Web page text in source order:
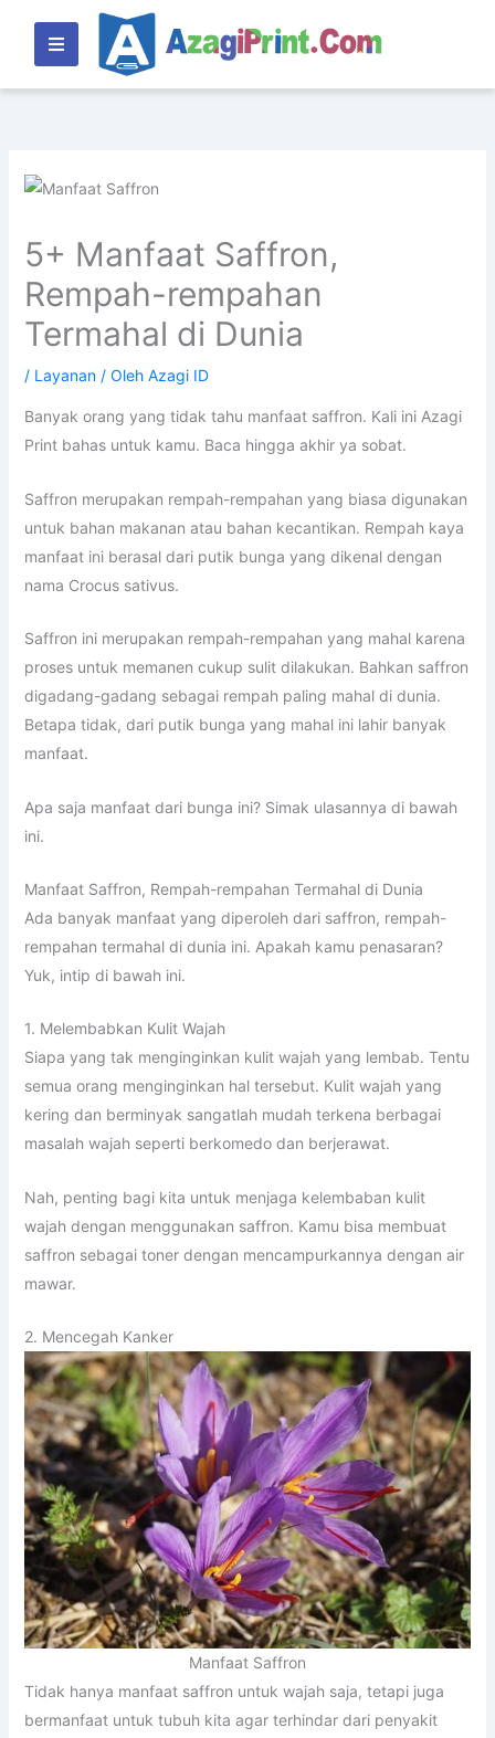
konten
5+ Manfaat Saffron,
Rempah-rempahan
Termahal di Dunia
/ Layanan/ Oleh Azagi ID
Banyak orang yang tidak tahu manfaat saffron. Kali ini Azagi
Print bahas untuk kamu. Baca hingga akhir ya sobat.
Saffron merupakan rempah-rempahan yang biasa digunakan
untuk bahan makanan atau bahan kecantikan. Rempah kaya
manfaat ini berasal dari putik bunga yang dikenal dengan
nama Crocus sativus.
Saffron ini merupakan rempah-rempahan yang mahal karena
proses untuk memanen cukup sulit dilakukan. Bahkan saffron
digadang-gadang sebagai rempah paling mahal di dunia.
Betapa tidak, dari putik bunga yang mahal ini lahir banyak
manfaat.
Apa saja manfaat dari bunga ini? Simak ulasannya di bawah
ini.
Manfaat Saffron, Rempah-rempahan Termahal di Dunia
Ada banyak manfaat yang diperoleh dari saffron, rempah-
rempahan termahal di dunia ini. Apakah kamu penasaran?
Yuk, intip di bawah ini.
1. Melembabkan Kulit Wajah
Siapa yang tak menginginkan kulit wajah yang lembab. Tentu
semua orang menginginkan hal tersebut. Kulit wajah yang
kering dan berminyak sangatlah mudah terkena berbagai
masalah wajah seperti berkomedo dan berjerawat.
Nah, penting bagi kita untuk menjaga kelembaban kulit
wajah dengan menggunakan saffron. Kamu bisa membuat
saffron sebagai toner dengan mencampurkannya dengan air
mawar.
2. Mencegah Kanker
Manfaat Saffron
Tidak hanya manfaat saffron untuk wajah saja, tetapi juga
bermanfaat untuk tubuh kita agar terhindar dari penyakit